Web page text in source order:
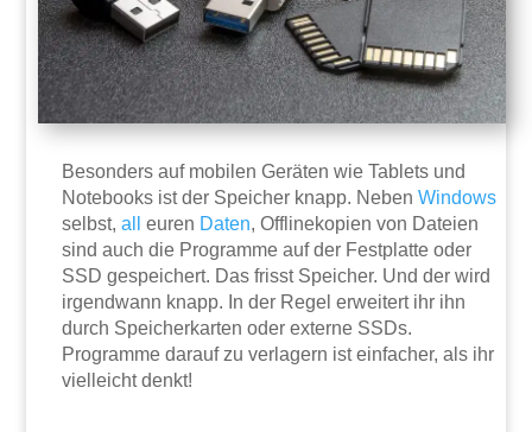
Besonders auf mobilen Geräten wie Tablets und
Notebooks ist der Speicher knapp. NebenWindows
selbst,all euren Daten, Offlinekopien von Dateien
sind auch die Programme auf der Festplatte oder
SSD gespeichert. Das frisst Speicher. Und der wird
irgendwann knapp. In der Regel erweitert ihr ihn
durch Speicherkarten oder externe SSDs.
Programme darauf zu verlagern ist einfacher, als ihr
vielleicht denkt!